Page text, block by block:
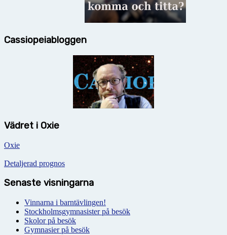
Cassiopeiabloggen
Vädret i Oxie
Oxie
Detaljerad prognos
Senaste visningarna
Vinnarna i barntävlingen!
Stockholmsgymnasister på besök
Skolor på besök
Gymnasier på besök